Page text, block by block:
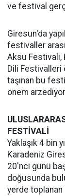
ve festival
Giresun'da
festivaller
Aksu Festivali,
Dili Festivalleri
taşınan bu
önem
FESTİVALİ
Yaklaşık 4 bin
Karadeniz
20'nci günü
doğusunda
yerde toplanan